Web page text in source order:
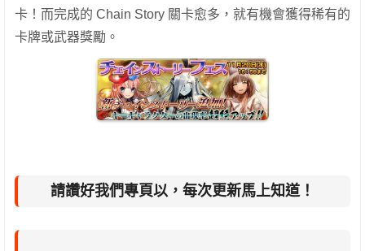
卡！而完成的 Chain Story 關卡愈多，就有機會獲得稀有的
卡牌或武器獎勵。
請讚好我們專頁以，每次更新馬上知道！